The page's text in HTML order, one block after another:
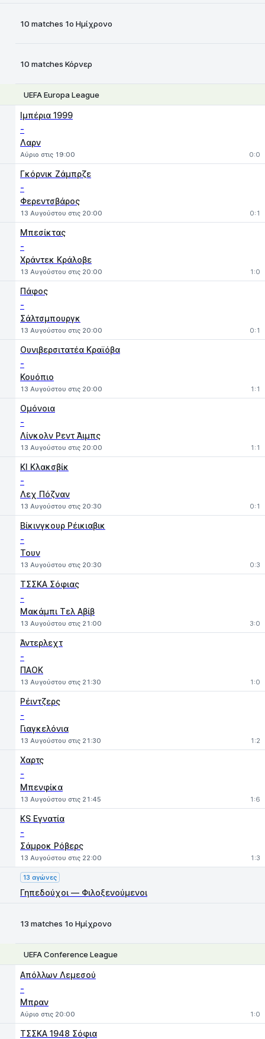
10 matches 1ο Ημίχρονο
10 matches Κόρνερ
UEFA Europa League
Ιμπέρια 1999
-
Λαρν
Αύριο στις 19:00 0:0
Γκόρνικ Ζάμπρζε
-
Φερεντσβάρος
13 Αυγούστου στις 20:00 0:1
Μπεσίκτας
-
Χράντεκ Κράλοβε
13 Αυγούστου στις 20:00 1:0
Πάφος
-
Σάλτσμπουργκ
13 Αυγούστου στις 20:00 0:1
Ουνιβερσιτατέα Κραϊόβα
-
Κουόπιο
13 Αυγούστου στις 20:00 1:1
Ομόνοια
-
Λίνκολν Ρεντ Άιμπς
13 Αυγούστου στις 20:00 1:1
ΚΙ Κλακσβίκ
-
Λεχ Πόζναν
13 Αυγούστου στις 20:30 0:1
Βίκινγκουρ Ρέικιαβικ
-
Τουν
13 Αυγούστου στις 20:30 0:3
ΤΣΣΚΑ Σόφιας
-
Μακάμπι Τελ Αβίβ
13 Αυγούστου στις 21:00 3:0
Άντερλεχτ
-
ΠΑΟΚ
13 Αυγούστου στις 21:30 1:0
Ρέιντζερς
-
Γιαγκελόνια
13 Αυγούστου στις 21:30 1:2
Χαρτς
-
Μπενφίκα
13 Αυγούστου στις 21:45 1:6
KS Εγνατία
-
Σάμροκ Ρόβερς
13 Αυγούστου στις 22:00 1:3
13 αγώνες
Γηπεδούχοι — Φιλοξενούμενοι
13 matches 1ο Ημίχρονο
UEFA Conference League
Απόλλων Λεμεσού
-
Μπραν
Αύριο στις 20:00 1:0
ΤΣΣΚΑ 1948 Σόφια